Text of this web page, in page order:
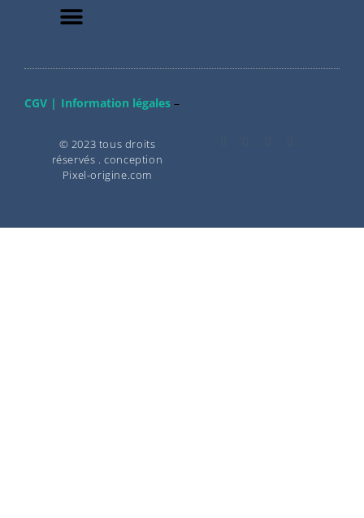
CGV | Information légales–
© 2023 tous droits
réservés . conception
Pixel-origine.com